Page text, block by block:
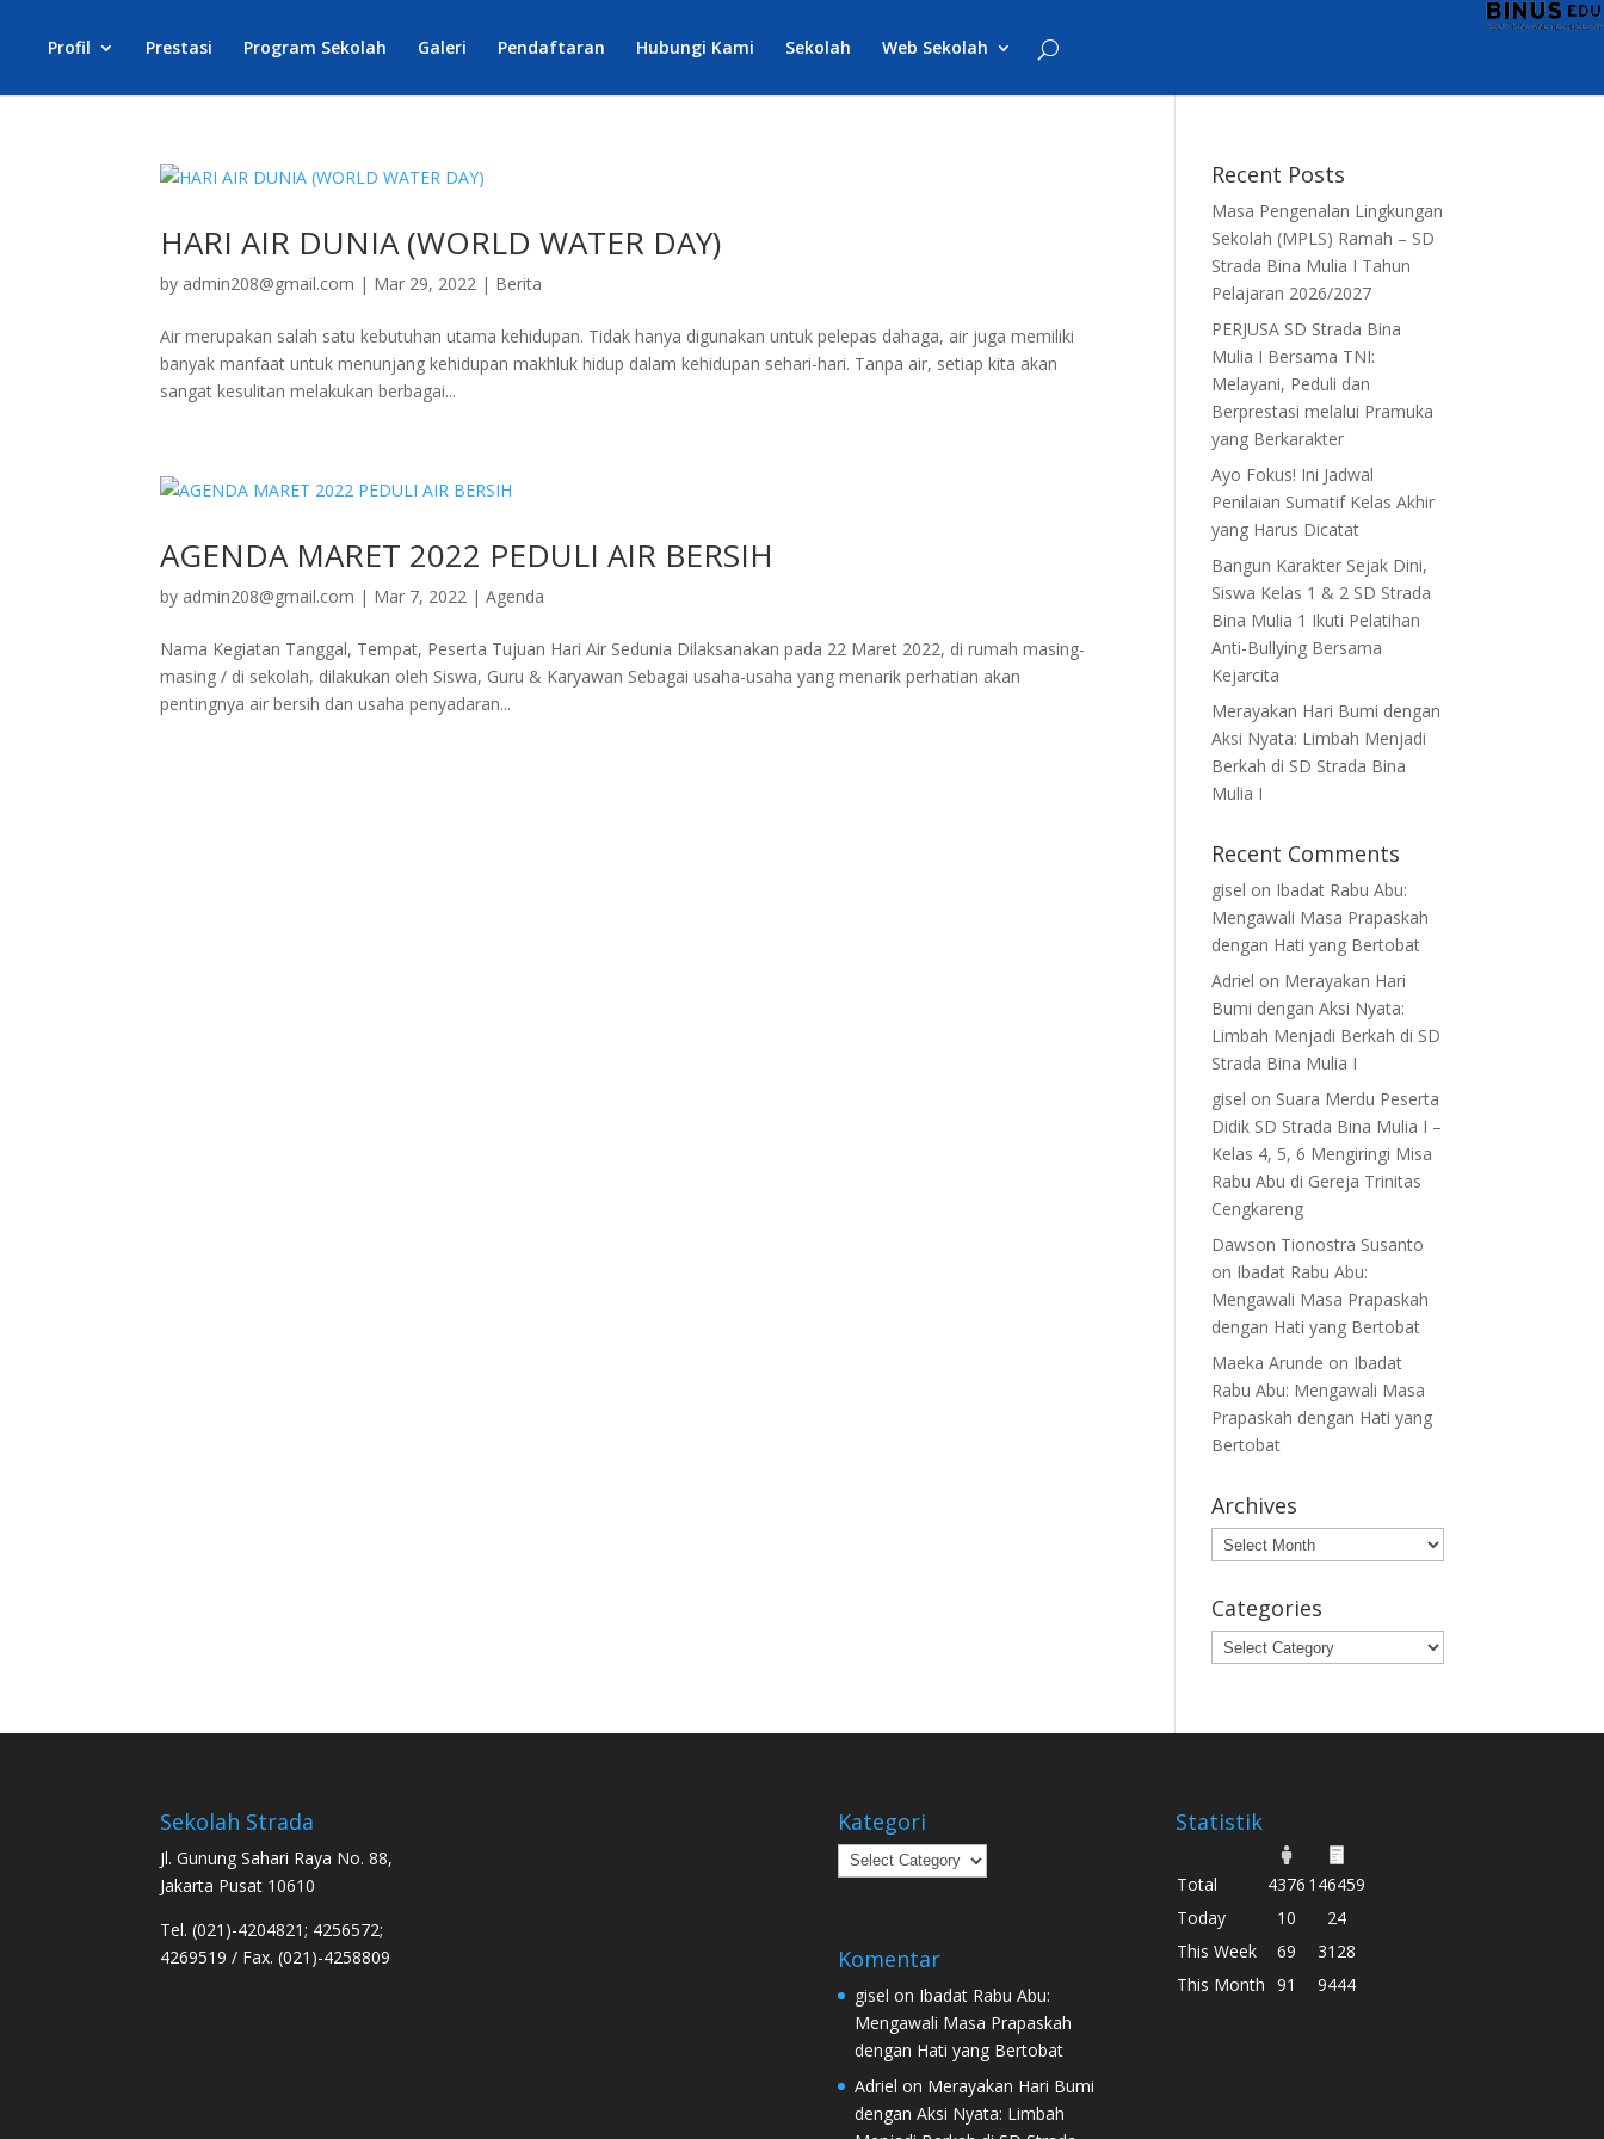
Profil Prestasi Program Sekolah Galeri Pendaftaran Hubungi Kami Sekolah Web Sekolah
HARI AIR DUNIA (WORLD WATER DAY)
by admin208@gmail.com | Mar 29, 2022 | Berita
Air merupakan salah satu kebutuhan utama kehidupan. Tidak hanya digunakan untuk pelepas dahaga, air juga memiliki
banyak manfaat untuk menunjang kehidupan makhluk hidup dalam kehidupan sehari-hari. Tanpa air, setiap kita akan
sangat kesulitan melakukan berbagai...
AGENDA MARET 2022 PEDULI AIR BERSIH
by admin208@gmail.com | Mar 7, 2022 |Agenda
Nama Kegiatan Tanggal, Tempat, Peserta Tujuan Hari Air Sedunia Dilaksanakan pada 22 Maret 2022, di rumah masing-
masing / di sekolah, dilakukan oleh Siswa, Guru & Karyawan Sebagai usaha-usaha yang menarik perhatian akan
pentingnya air bersih dan usaha penyadaran...
Recent Posts
Masa Pengenalan Lingkungan
Sekolah (MPLS) Ramah – SD
Strada Bina Mulia I Tahun
Pelajaran 2026/2027
PERJUSA SD Strada Bina
Mulia I Bersama TNI:
Melayani, Peduli dan
Berprestasi melalui Pramuka
yang Berkarakter
Ayo Fokus! Ini Jadwal
Penilaian Sumatif Kelas Akhir
yang Harus Dicatat
Bangun Karakter Sejak Dini,
Siswa Kelas 1 & 2 SD Strada
Bina Mulia 1 Ikuti Pelatihan
Anti-Bullying Bersama
Kejarcita
Merayakan Hari Bumi dengan
Aksi Nyata: Limbah Menjadi
Berkah di SD Strada Bina
Mulia I
Recent Comments
gisel on Ibadat Rabu Abu:
Mengawali Masa Prapaskah
dengan Hati yang Bertobat
Adriel on Merayakan Hari
Bumi dengan Aksi Nyata:
Limbah Menjadi Berkah di SD
Strada Bina Mulia I
gisel on Suara Merdu Peserta
Didik SD Strada Bina Mulia I –
Kelas 4, 5, 6 Mengiringi Misa
Rabu Abu di Gereja Trinitas
Cengkareng
Dawson Tionostra Susanto
on Ibadat Rabu Abu:
Mengawali Masa Prapaskah
dengan Hati yang Bertobat
Maeka Arunde on Ibadat
Rabu Abu: Mengawali Masa
Prapaskah dengan Hati yang
Bertobat
Archives
Archives
Categories
Categories
Sekolah Strada
Jl. Gunung Sahari Raya No. 88,
Jakarta Pusat 10610
Tel. (021)-4204821; 4256572;
4269519 / Fax. (021)-4258809
Kategori
Kategori
Komentar
gisel on Ibadat Rabu Abu:
Mengawali Masa Prapaskah
dengan Hati yang Bertobat
Adriel on Merayakan Hari Bumi
dengan Aksi Nyata: Limbah
Statistik
Total 4376 146459
Today
10
24
This Week
69
3128
This Month 91 9444